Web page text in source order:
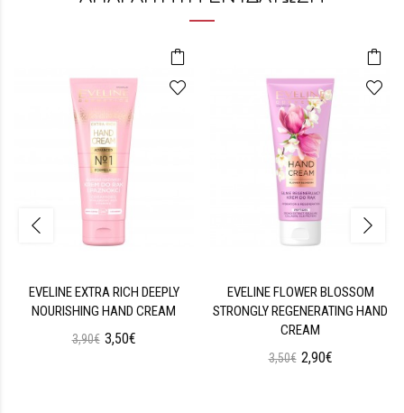
EVELINE EXTRA RICH DEEPLY
NOURISHING HAND CREAM
3,90€ 3,50€
EVELINE FLOWER BLOSSOM
STRONGLY REGENERATING HAND
CREAM
3,50€ 2,90€